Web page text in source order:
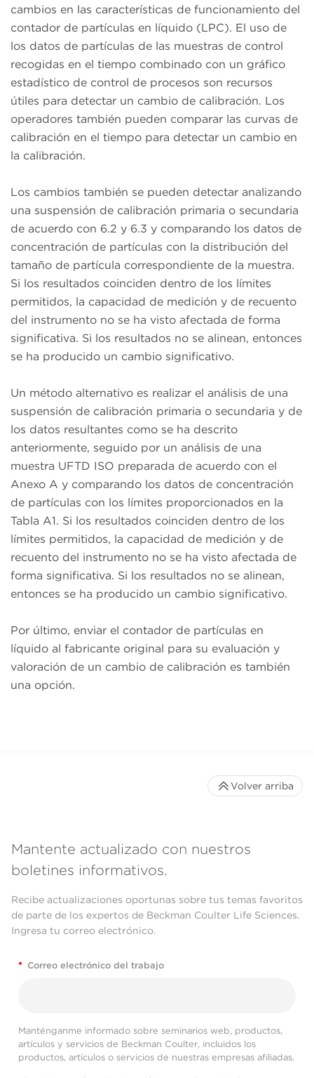
cambios en las características de funcionamiento del
contador de partículas en líquido (LPC). El uso de
los datos de partículas de las muestras de control
recogidas en el tiempo combinado con un gráfico
estadístico de control de procesos son recursos
útiles para detectar un cambio de calibración. Los
operadores también pueden comparar las curvas de
calibración en el tiempo para detectar un cambio en
la calibración.
Los cambios también se pueden detectar analizando
una suspensión de calibración primaria o secundaria
de acuerdo con 6.2 y 6.3 y comparando los datos de
concentración de partículas con la distribución del
tamaño de partícula correspondiente de la muestra.
Si los resultados coinciden dentro de los límites
permitidos, la capacidad de medición y de recuento
del instrumento no se ha visto afectada de forma
significativa. Si los resultados no se alinean, entonces
se ha producido un cambio significativo.
Un método alternativo es realizar el análisis de una
suspensión de calibración primaria o secundaria y de
los datos resultantes como se ha descrito
anteriormente, seguido por un análisis de una
muestra UFTD ISO preparada de acuerdo con el
Anexo A y comparando los datos de concentración
de partículas con los límites proporcionados en la
Tabla A1. Si los resultados coinciden dentro de los
límites permitidos, la capacidad de medición y de
recuento del instrumento no se ha visto afectada de
forma significativa. Si los resultados no se alinean,
entonces se ha producido un cambio significativo.
Por último, enviar el contador de partículas en
líquido al fabricante original para su evaluación y
valoración de un cambio de calibración es también
una opción.
Mantente actualizado con nuestros
boletines informativos.
Recibe actualizaciones oportunas sobre tus temas favoritos
de parte de los expertos de Beckman Coulter Life Sciences.
Ingresa tu correo electrónico.
* Correo electrónico del trabajo
Manténganme informado sobre seminarios web, productos,
artículos y servicios de Beckman Coulter, incluidos los
productos, artículos o servicios de nuestras empresas afiliadas.
Volver arriba